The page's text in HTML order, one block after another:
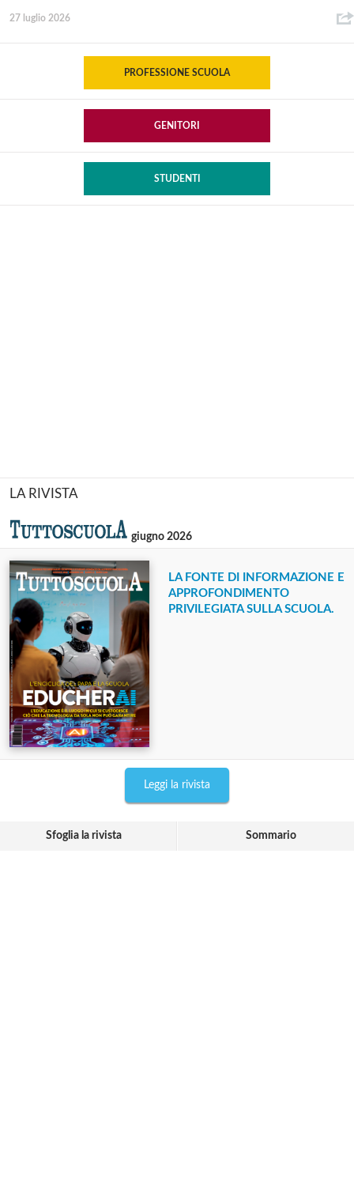
27 luglio 2026
PROFESSIONE SCUOLA
GENITORI
STUDENTI
LA RIVISTA
giugno 2026
LA FONTE DI INFORMAZIONE E
APPROFONDIMENTO
PRIVILEGIATA SULLA SCUOLA.
Leggi la rivista
Sfoglia la rivista Sommario